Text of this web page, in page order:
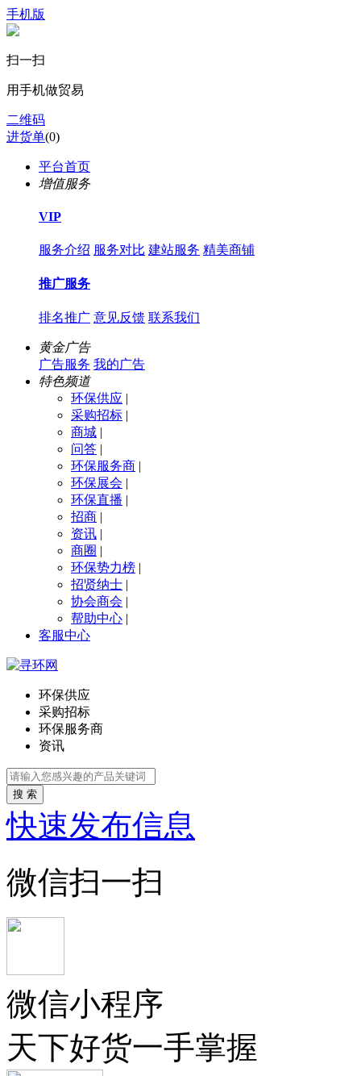
手机版
扫一扫
用手机做贸易
二维码
进货单(0)
平台首页
增值服务
VIP
服务介绍 服务对比 建站服务 精美商铺
推广服务
排名推广 意见反馈 联系我们
黄金广告
广告服务 我的广告
特色频道
环保供应 |
采购招标 |
商城 |
问答 |
环保服务商 |
环保展会 |
环保直播 |
招商 |
资讯 |
商圈 |
环保势力榜 |
招贤纳士 |
协会商会 |
帮助中心 |
客服中心
环保供应
采购招标
环保服务商
资讯
搜 索
快速发布信息
微信扫一扫
微信小程序
天下好货一手掌握